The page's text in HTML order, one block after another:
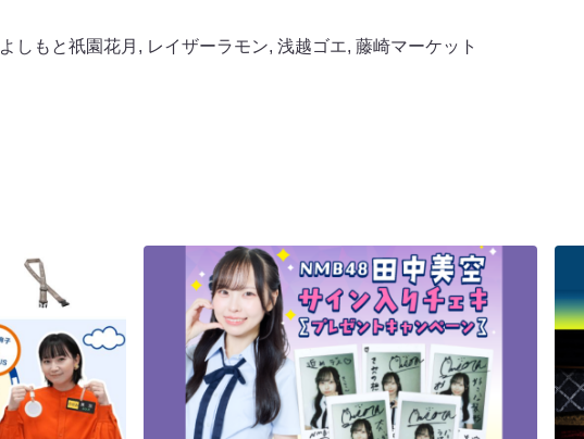
よしもと祇園花月 , レイザーラモン, 浅越ゴエ, 藤崎マーケット